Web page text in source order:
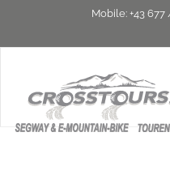
Mobile: +43